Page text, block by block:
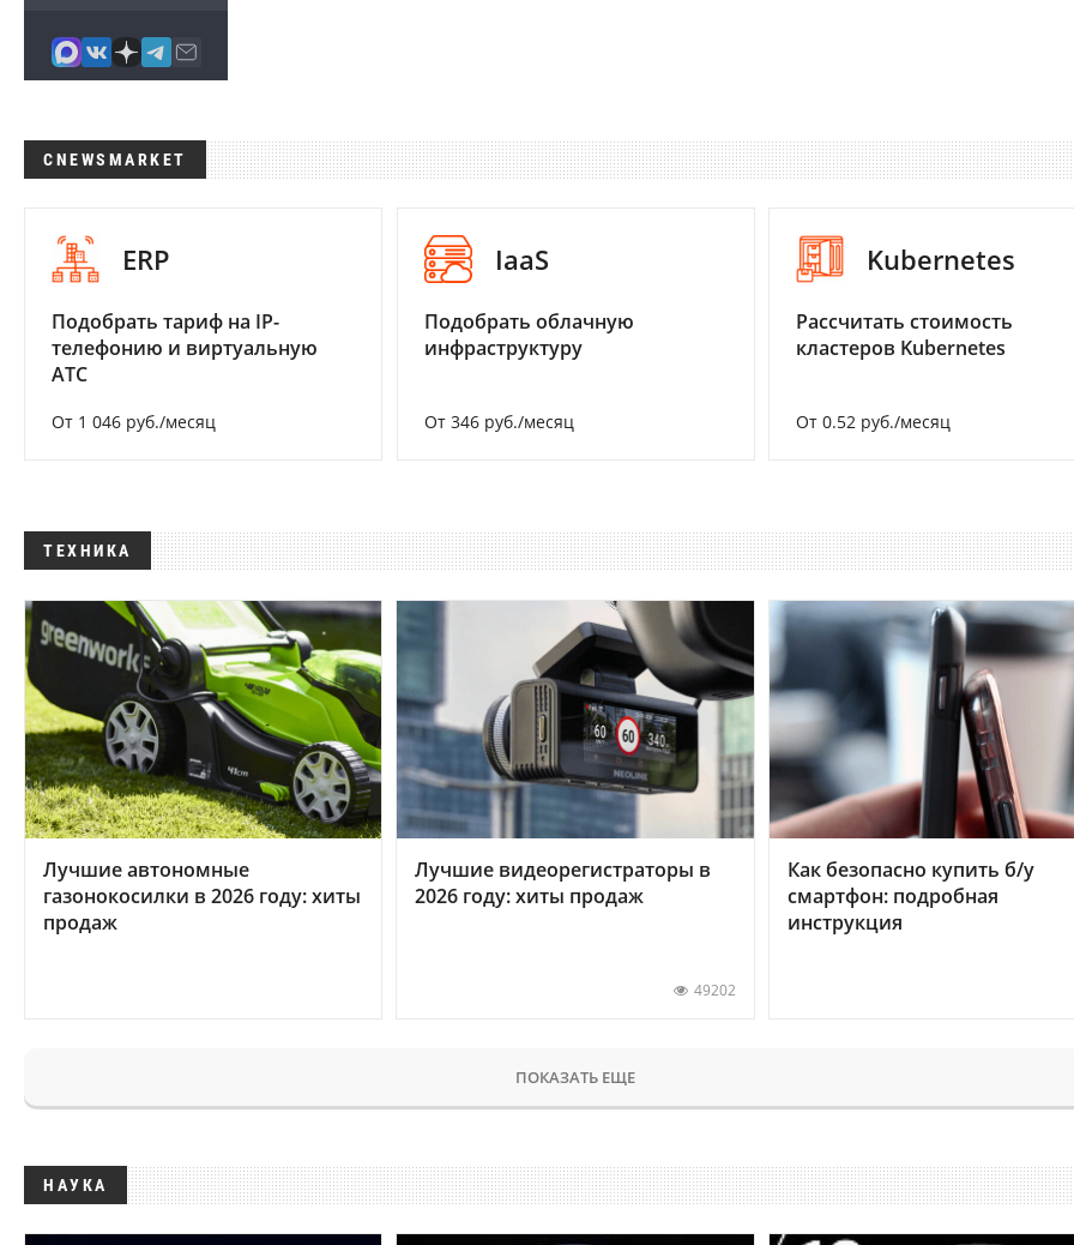
CNEWSMARKET
ERP
Подобрать тариф на IP-
телефонию и виртуальную
АТС
От 1 046 руб./месяц
IaaS
Подобрать облачную
инфраструктуру
От 346 руб./месяц
Kubernetes
Рассчитать стоимость
кластеров Kubernetes
От 0.52 руб./месяц
ТЕХНИКА
Лучшие автономные
газонокосилки в 2026 году: хиты
продаж
Лучшие видеорегистраторы в
2026 году: хиты продаж
49202
Как безопасно купить б/у
смартфон: подробная
инструкция
ПОКАЗАТЬ ЕЩЕ
НАУКА